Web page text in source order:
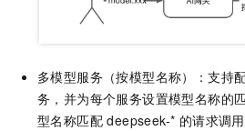
多模型服务（按模型名称）：支持
务，并为每个服务设置模型名称的
型名称匹配 deepseek-* 的请求调